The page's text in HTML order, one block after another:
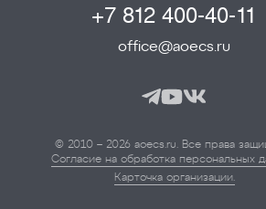
+7 812 400-40-11
office@aoecs.ru
© 2010 – 2026 aoecs.ru. Все права
Согласие на обработка персональных
Карточка организации.